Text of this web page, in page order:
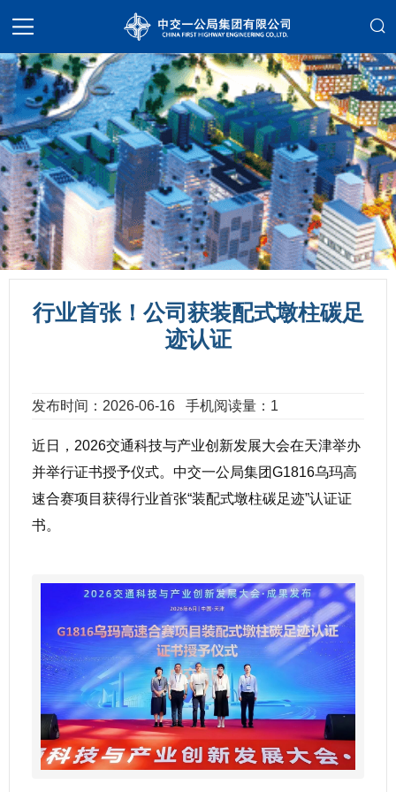
行业首张！公司获装配式墩柱碳足
迹认证
发布时间：2026-06-16 手机阅读量：1
近日，2026交通科技与产业创新发展大会在天津举办
并举行证书授予仪式。中交一公局集团G1816乌玛高
速合赛项目获得行业首张“装配式墩柱碳足迹”认证证
书。